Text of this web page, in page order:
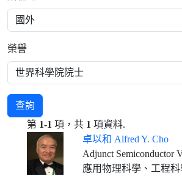
榮譽
查詢
第 1-1 項，共 1 項資料.
卓以和 Alfred Y. Cho
Adjunct Semiconductor Vice President, Bell Labs.,
應用物理科學、工程科